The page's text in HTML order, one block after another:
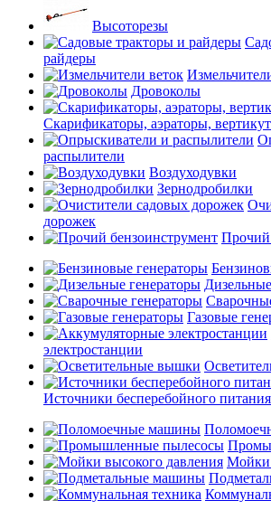
Высоторезы
райдеры
Дровоколы
Скарификаторы, аэраторы,
распылители
Воздуходувки
Зернодробилки
дорожек
Прочий
Газовые
электростанции
Источники бесперебойного
Мойки